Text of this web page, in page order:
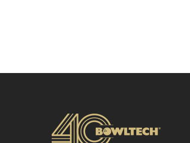
Katso Projekti ...